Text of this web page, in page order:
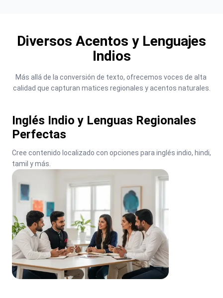
Diversos Acentos y Lenguajes
Indios
Más allá de la conversión de texto, ofrecemos voces de alta
calidad que capturan matices regionales y acentos naturales.
Inglés Indio y Lenguas Regionales
Perfectas
Cree contenido localizado con opciones para inglés indio, hindi,
tamil y más.